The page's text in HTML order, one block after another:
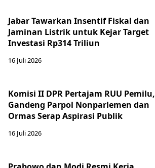
Jabar Tawarkan Insentif Fiskal dan
Jaminan Listrik untuk Kejar Target
Investasi Rp314 Triliun
16 Juli 2026
Komisi II DPR Pertajam RUU Pemilu,
Gandeng Parpol Nonparlemen dan
Ormas Serap Aspirasi Publik
16 Juli 2026